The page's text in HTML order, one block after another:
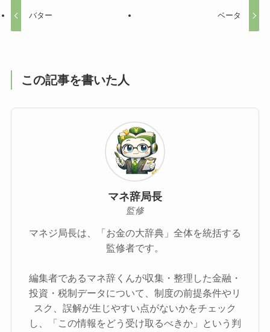
バター ベータ
この記事を書いた人
マネ辞局長
監修
マネジ局長は、「お金の大辞典」全体を統括する
監修者です。
編集者であるマネ辞くんが収集・整理した金融・
投資・税制データについて、制度の前提条件やリ
スク、誤解が生じやすい点がないかをチェック
し、「この情報をどう受け取るべきか」という判